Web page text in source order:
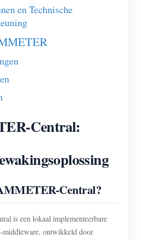
Center
activiteiten
en Technische
Central:
Central?
is een lokaal implementeerbare
middleware, ontwikkeld door